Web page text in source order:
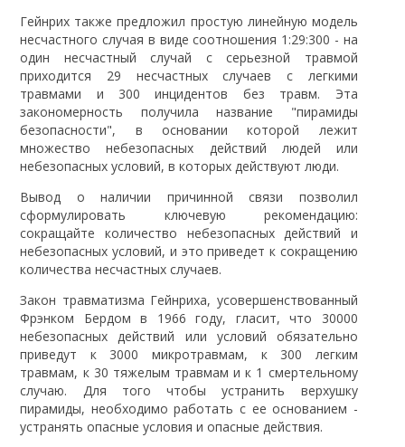
Гейнрих также предложил простую линейную модель
несчастного случая в виде соотношения 1:29:300 - на
один несчастный случай с серьезной травмой
приходится 29 несчастных случаев с легкими
травмами и 300 инцидентов без травм. Эта
закономерность получила название "пирамиды
безопасности", в основании которой лежит
множество небезопасных действий людей или
небезопасных условий, в которых действуют люди.
Вывод о наличии причинной связи позволил
сформулировать ключевую рекомендацию:
сокращайте количество небезопасных действий и
небезопасных условий, и это приведет к сокращению
количества несчастных случаев.
Закон травматизма Гейнриха, усовершенствованный
Фрэнком Бердом в 1966 году, гласит, что 30000
небезопасных действий или условий обязательно
приведут к 3000 микротравмам, к 300 легким
травмам, к 30 тяжелым травмам и к 1 смертельному
случаю. Для того чтобы устранить верхушку
пирамиды, необходимо работать с ее основанием -
устранять опасные условия и опасные действия.